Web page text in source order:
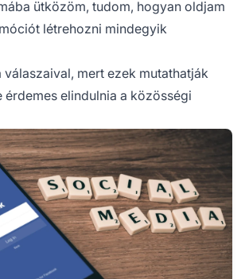
ütközöm, tudom, hogyan oldjam
létrehozni mindegyik
válaszaival, mert ezek mutathatják
érdemes elindulnia a közösségi